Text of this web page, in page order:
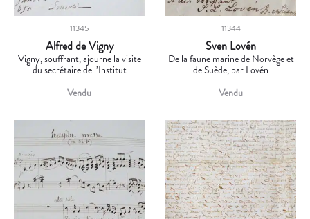
11345
Alfred de Vigny
Vigny, souffrant, ajourne la visite
du secrétaire de l’Institut
Vendu
11344
Sven Lovén
De la faune marine de Norvège et
de Suède, par Lovén
Vendu